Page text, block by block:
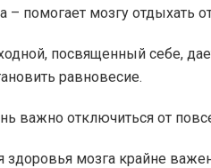
– помогает мозгу отдыхать
посвященный себе,
равновесие.
важно отключиться от
здоровья мозга крайне